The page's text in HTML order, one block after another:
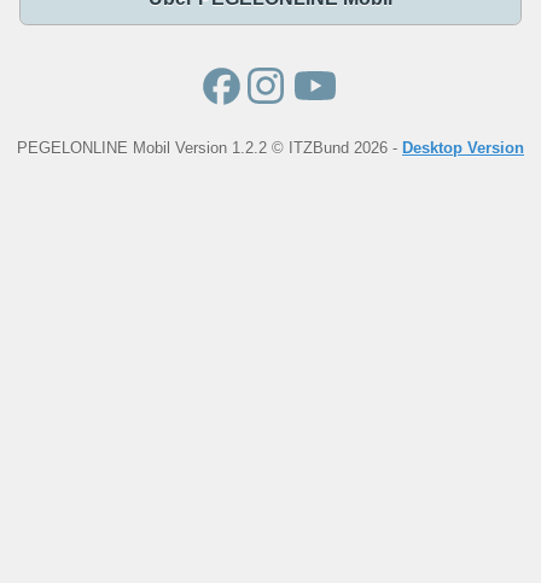
PEGELONLINE Mobil Version 1.2.2 © ITZBund 2026 - Desktop Version